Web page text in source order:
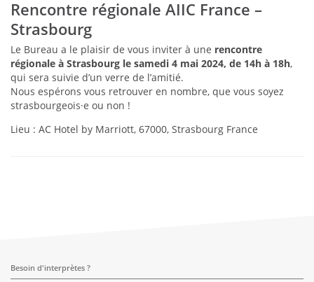
Rencontre régionale AIIC France –
Strasbourg
Le Bureau a le plaisir de vous inviter à une rencontre
régionale à Strasbourg le samedi 4 mai 2024, de 14h à 18h,
qui sera suivie d’un verre de l’amitié.
Nous espérons vous retrouver en nombre, que vous soyez
strasbourgeois·e ou non !
Lieu : AC Hotel by Marriott, 67000, Strasbourg France
Besoin d'interprètes ?